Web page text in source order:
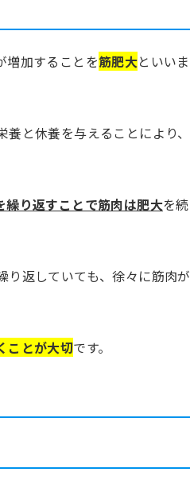
増加することを筋肥大といいま
と休養を与えることにより、
繰り返すことで筋肉は肥大を続
返していても、徐々に筋肉が
ことが大切です。